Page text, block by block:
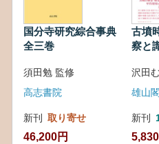
国分寺研究綜合事典
全三巻
須田勉 監修
高志書院
新刊 取り寄せ
46,200円
古墳
察と
沢田
雄山閣
新刊